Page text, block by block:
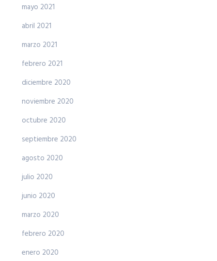
mayo 2021
abril 2021
marzo 2021
febrero 2021
diciembre 2020
noviembre 2020
octubre 2020
septiembre 2020
agosto 2020
julio 2020
junio 2020
marzo 2020
febrero 2020
enero 2020